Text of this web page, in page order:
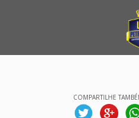
COMPARTILHE